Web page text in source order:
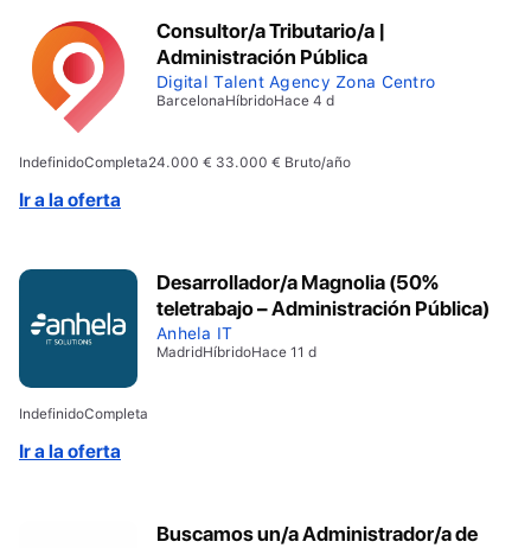
Consultor/a Tributario/a |
Administración Pública
Digital Talent Agency Zona Centro
BarcelonaHíbridoHace 4 d
IndefinidoCompleta24.000 € 33.000 € Bruto/año
Ir a la oferta
Desarrollador/a Magnolia (50%
teletrabajo – Administración Pública)
Anhela IT
MadridHíbridoHace 11 d
IndefinidoCompleta
Ir a la oferta
Buscamos un/a Administrador/a de